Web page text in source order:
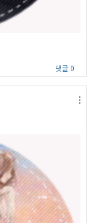
댓글 0